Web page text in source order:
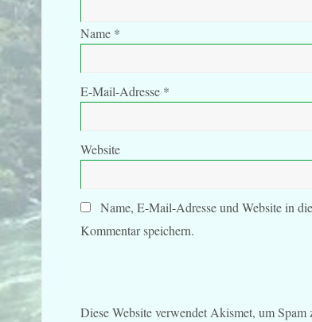
Name *
E-Mail-Adresse *
Website
Name, E-Mail-Adresse und Website in
Kommentar speichern.
Diese Website verwendet Akismet, um Spam